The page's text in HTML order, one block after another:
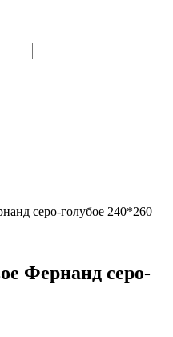
серо-голубое 240*260
Фернанд серо-